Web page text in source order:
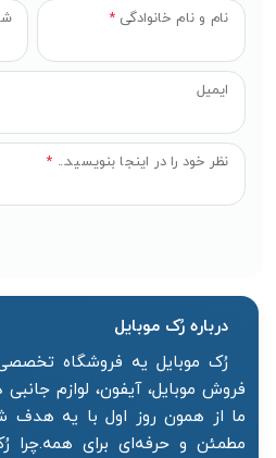
نظر خود را در اینجا بنویسید... *
نام و نام خانوادگی *
ایمیل
درباره رُک‌ موبایل
رُک موبایل یه فروشگاه تخصصی
فروش موبایل، آیفون، لوازم
ما از همون روز اول با یه هدف
مطمئن و حرفه‌ای برای همه.چرا